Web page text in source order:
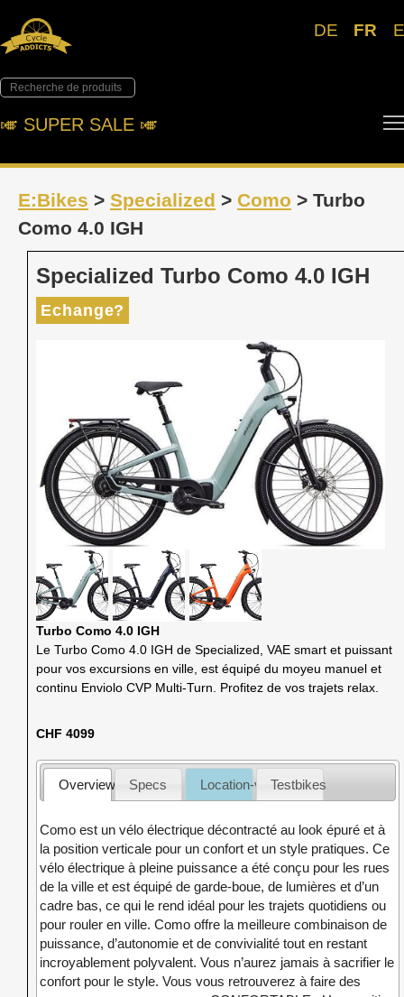
DE FR
🎺︎ SUPER SALE 🎺︎
E:Bikes > Specialized > Como > Turbo
Como 4.0 IGH
Specialized Turbo Como 4.0 IGH
Echange?
Turbo Como 4.0 IGH
Le Turbo Como 4.0 IGH de Specialized, VAE smart et puissant
pour vos excursions en ville, est équipé du moyeu manuel et
continu Enviolo CVP Multi-Turn. Profitez de vos trajets relax.
CHF 4099
Overview Specs Location-venteTestbikes
Como est un vélo électrique décontracté au look épuré et à
la position verticale pour un confort et un style pratiques. Ce
vélo électrique à pleine puissance a été conçu pour les rues
de la ville et est équipé de garde-boue, de lumières et d’un
cadre bas, ce qui le rend idéal pour les trajets quotidiens ou
pour rouler en ville. Como offre la meilleure combinaison de
puissance, d’autonomie et de convivialité tout en restant
incroyablement polyvalent. Vous n’aurez jamais à sacrifier le
confort pour le style. Vous vous retrouverez à faire des